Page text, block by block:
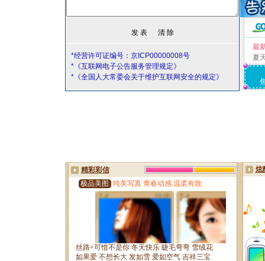
*经营许可证编号：京ICP00000008号
*《互联网电子公告服务管理规定》
*《全国人大常委会关于维护互联网安全的规定》
最
夏